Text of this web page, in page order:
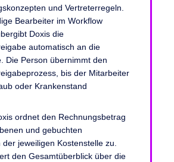
und Vertreterregeln.
Bearbeiter im Workflow
Doxis die
automatisch an die
Die Person übernimmt den
bis der Mitarbeiter
oder Krankenstand
ordnet den Rechnungsbetrag
und gebuchten
der jeweiligen Kostenstelle zu.
den Gesamtüberblick über die